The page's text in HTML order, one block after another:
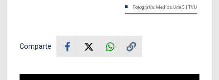
Fotografía: Medios UdeC | TVU
Comparte